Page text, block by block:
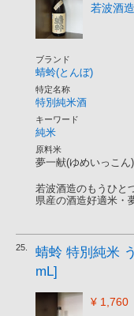
若波酒
ブランド
蜻蛉(とんぼ)
特定名称
特別純米酒
キーワード
純米
原料米
夢一献(ゆめいっこん)
若波酒造のもうひと
県産の酒造好適米・
25.
蜻蛉 特別純米
mL]
¥ 1,760